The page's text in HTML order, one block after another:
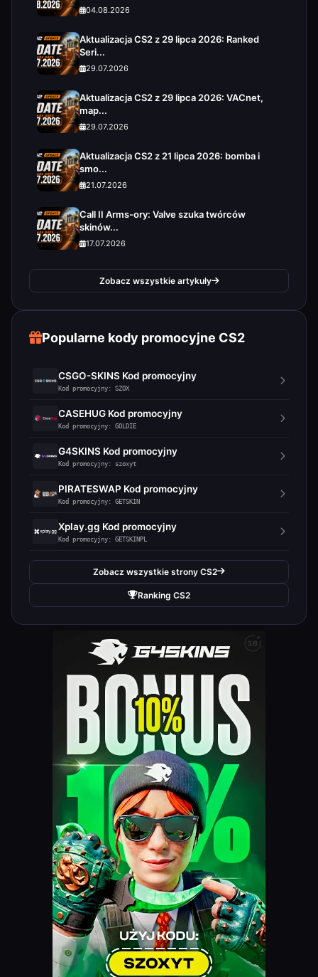
04.08.2026
Aktualizacja CS2 z 29 lipca 2026: Ranked
Seri...
29.07.2026
Aktualizacja CS2 z 29 lipca 2026: VACnet,
map...
29.07.2026
Aktualizacja CS2 z 21 lipca 2026: bomba i
smo...
21.07.2026
Call II Arms-ory: Valve szuka twórców
skinów...
17.07.2026
Zobacz wszystkie artykuły
Popularne kody promocyjne CS2
CSGO-SKINS Kod promocyjny
Kod promocyjny: SZOX
CASEHUG Kod promocyjny
Kod promocyjny: GOLDIE
G4SKINS Kod promocyjny
Kod promocyjny: szoxyt
PIRATESWAP Kod promocyjny
Kod promocyjny: GETSKIN
Xplay.gg Kod promocyjny
Kod promocyjny: GETSKINPL
Zobacz wszystkie strony CS2
Ranking CS2